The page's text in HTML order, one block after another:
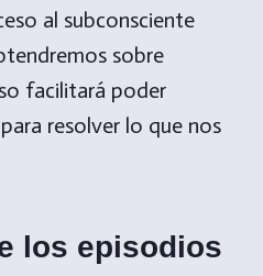
al subconsciente
sobre
facilitará poder
resolver lo que nos
los episodios